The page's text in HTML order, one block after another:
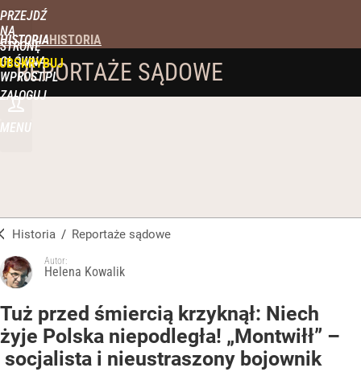
PRZEJDŹ
NA
STRONĘ
GŁÓWNĄ
WPROST.PL
HISTORIA
ZALOGUJ
MENU
REPORTAŻE SĄDOWE
Historia / Reportaże sądowe
Autor:
Helena Kowalik
Tuż przed śmiercią krzyknął: Niech
żyje Polska niepodległa! „Montwiłł” –
socjalista i nieustraszony bojownik